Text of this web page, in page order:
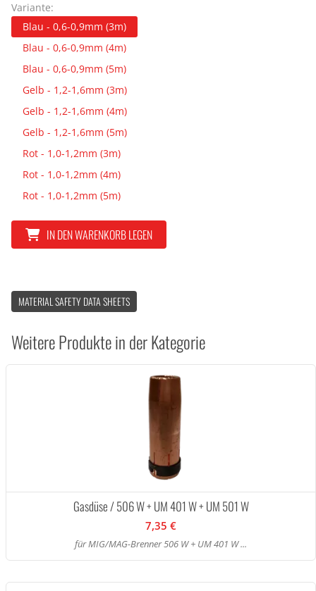
Variante:
Blau - 0,6-0,9mm (3m)
Blau - 0,6-0,9mm (4m)
Blau - 0,6-0,9mm (5m)
Gelb - 1,2-1,6mm (3m)
Gelb - 1,2-1,6mm (4m)
Gelb - 1,2-1,6mm (5m)
Rot - 1,0-1,2mm (3m)
Rot - 1,0-1,2mm (4m)
Rot - 1,0-1,2mm (5m)
IN DEN WARENKORB LEGEN
MATERIAL SAFETY DATA SHEETS
Weitere Produkte in der Kategorie
Gasdüse / 506 W + UM 401 W + UM 501 W
7,35 €
für MIG/MAG-Brenner 506 W + UM 401 W ...